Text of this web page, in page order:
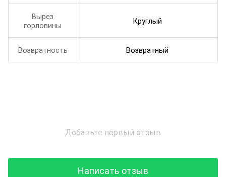
Вырез
горловины
Круглый
Возвратность Возвратный
Добавьте первый отзыв
Написать отзыв